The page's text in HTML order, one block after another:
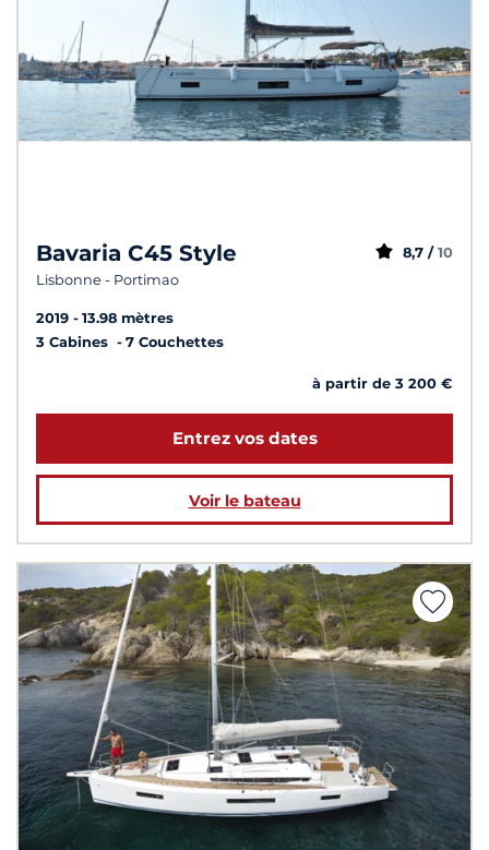
Bavaria C45 Style
Lisbonne - Portimao
8,7 / 10
2019
13.98 mètres
3 Cabines
7 Couchettes
à partir de 3 200 €
Entrez vos dates
Voir le bateau